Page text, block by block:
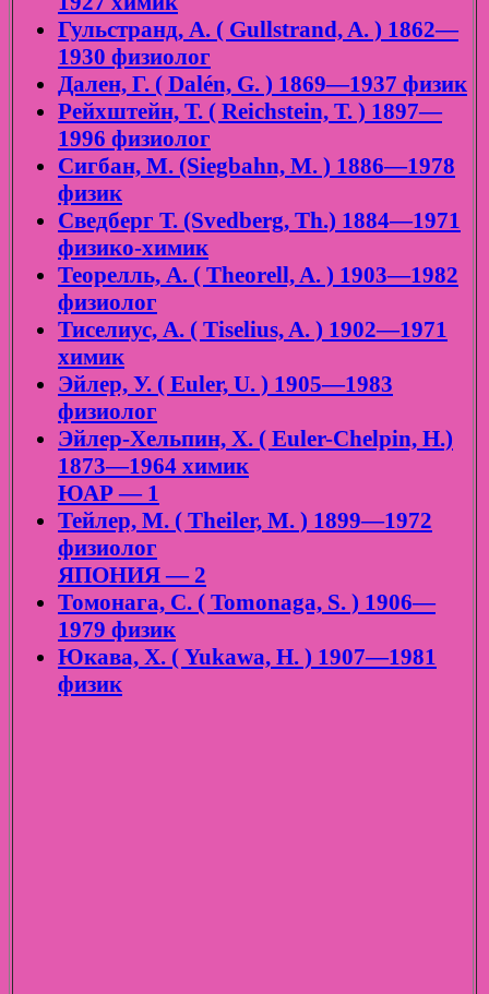
Гульстранд, А. ( Gullstrand, A. ) 1862—
1930 физиолог
Дален, Г. ( Dalén, G. ) 1869—1937 физик
Рейхштейн, Т. ( Reichstein, T. ) 1897—
1996 физиолог
Сигбан, М. (Siegbahn, M. ) 1886—1978
физик
Сведберг Т. (Svedberg, Th.) 1884—1971
физико-химик
Теорелль, А. ( Theorell, A. ) 1903—1982
физиолог
Тиселиус, А. ( Tiselius, A. ) 1902—1971
химик
Эйлер, У. ( Euler, U. ) 1905—1983
физиолог
Эйлер-Хельпин, Х. ( Euler-Chelpin, H.)
1873—1964 химик
ЮАР — 1
Тейлер, М. ( Theiler, M. ) 1899—1972
физиолог
ЯПОНИЯ — 2
Томонага, С. ( Tomonaga, S. ) 1906—
1979 физик
Юкава, Х. ( Yukawa, H. ) 1907—1981
физик